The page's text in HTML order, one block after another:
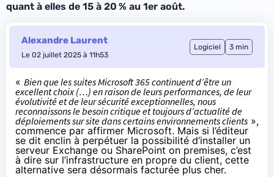
quant à elles de 15 à 20 % au 1er août.
Alexandre Laurent
Le 02 juillet 2025 à 11h53
Logiciel 3 min
« Bien que les suites Microsoft 365 continuent d’être un
excellent choix (…) en raison de leurs performances, de leur
évolutivité et de leur sécurité exceptionnelles, nous
reconnaissons le besoin critique et toujours d’actualité de
déploiements sur site dans certains environnements clients »,
commence par affirmer Microsoft. Mais si l’éditeur
se dit enclin à perpétuer la possibilité d’installer un
serveur Exchange ou SharePoint on premises, c’est
à dire sur l’infrastructure en propre du client, cette
alternative sera désormais facturée plus cher.